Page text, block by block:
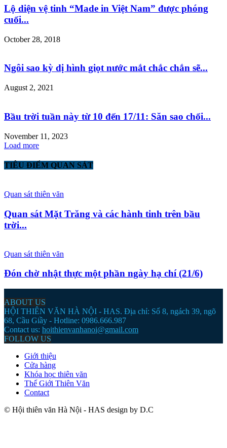
Lộ diện vệ tinh “Made in Việt Nam” được phóng
cuối...
October 28, 2018
Ngôi sao kỳ dị hình giọt nước mắt chắc chắn sẽ...
August 2, 2021
Bầu trời tuần này từ 10 đến 17/11: Săn sao chổi...
November 11, 2023
Load more
TIÊU ĐIỂM QUAN SÁT
Quan sát thiên văn
Quan sát Mặt Trăng và các hành tinh trên bầu
trời...
Quan sát thiên văn
Đón chờ nhật thực một phần ngày hạ chí (21/6)
ABOUT US
HỘI THIÊN VĂN HÀ NỘI - HAS. Địa chỉ: Số 8, ngách 39, ngõ
68, Cầu Giầy - Hotline: 0986.666.987
Contact us: hoithienvanhanoi@gmail.com
FOLLOW US
Giới thiệu
Cửa hàng
Khóa học thiên văn
Thế Giới Thiên Văn
Contact
© Hội thiên văn Hà Nội - HAS design by D.C